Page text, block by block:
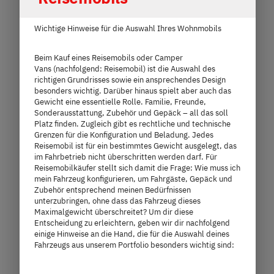
600 DR Advantage
86.499,– €
Preis aba)
2 - 3 Personen
Schlafplätze
5,98 m
Länge
3.500 kg
Technisch zulässige Gesamtmasse
Wichtige Hinweise für die Auswahl Ihres Wohnmobils
Beim Kauf eines Reisemobils oder Camper
Vans (nachfolgend: Reisemobil) ist die Auswahl des
richtigen Grundrisses sowie ein ansprechendes Design
besonders wichtig. Darüber hinaus spielt aber auch das
Gewicht eine essentielle Rolle. Familie, Freunde,
Sonderausstattung, Zubehör und Gepäck – all das soll
Platz finden. Zugleich gibt es rechtliche und technische
Grenzen für die Konfiguration und Beladung. Jedes
Reisemobil ist für ein bestimmtes Gewicht ausgelegt, das
im Fahrbetrieb nicht überschritten werden darf. Für
Reisemobilkäufer stellt sich damit die Frage: Wie muss ich
mein Fahrzeug konfigurieren, um Fahrgäste, Gepäck und
Zubehör entsprechend meinen Bedürfnissen
unterzubringen, ohne dass das Fahrzeug dieses
Maximalgewicht überschreitet? Um dir diese
Entscheidung zu erleichtern, geben wir dir nachfolgend
einige Hinweise an die Hand, die für die Auswahl deines
Fahrzeugs aus unserem Portfolio besonders wichtig sind: